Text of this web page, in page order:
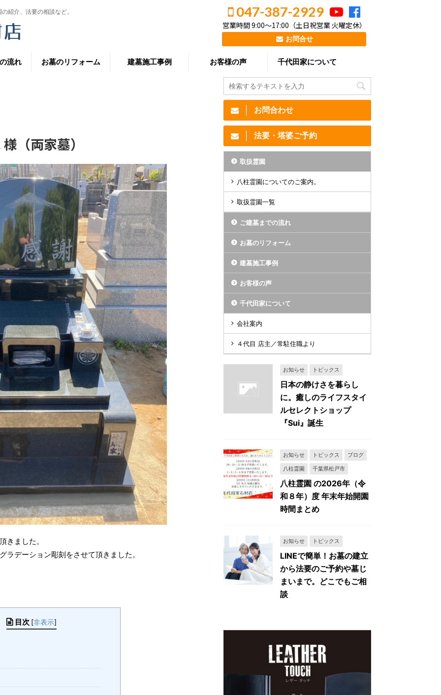
紹介、法要の相談など。 047-387-2929
営業時間 9:00～17:00（土日祝営業 火曜定休）
お問合せ
流れ お墓のリフォーム 建墓施工事例 お客様の声 千代田家について
（両家墓）
きました。
デーション彫刻をさせて頂きました。
目次 [非表示]
お問合わせ
法要・塔婆ご予約
取扱霊園
八柱霊園についてのご案内。
取扱霊園一覧
ご建墓までの流れ
お墓のリフォーム
建墓施工事例
お客様の声
千代田家について
会社案内
４代目 店主／常駐住職より
お知らせ トピックス
日本の静けさを暮らし
に。癒しのライフスタイ
ルセレクトショップ
『Sui』誕生
お知らせ トピックス
ブログ
八柱霊園
千葉県松戸市
八柱霊園 の2026年（令
和８年）度 年末年始開園
時間まとめ
お知らせ トピックス
LINEで簡単！お墓の建立
から法要のご予約や墓じ
まいまで。どこでもご相
談